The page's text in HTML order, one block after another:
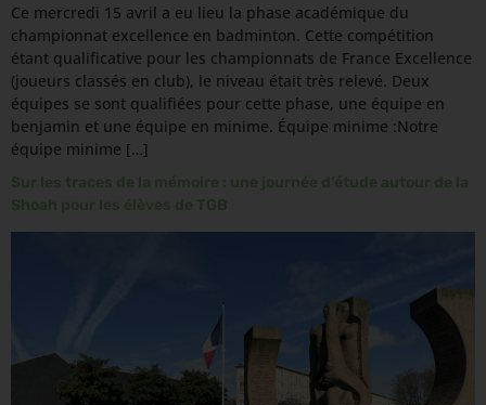
Ce mercredi 15 avril a eu lieu la phase académique du
championnat excellence en badminton. Cette compétition
étant qualificative pour les championnats de France Excellence
(joueurs classés en club), le niveau était très relevé. Deux
équipes se sont qualifiées pour cette phase, une équipe en
benjamin et une équipe en minime. Équipe minime :Notre
équipe minime […]
Sur les traces de la mémoire : une journée d’étude autour de la
Shoah pour les élèves de TGB